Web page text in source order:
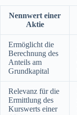
Nennwert einer
Aktie
Ermöglicht die
Berechnung des
Anteils am
Grundkapital
Relevanz für die
Ermittlung des
Kurswerts einer